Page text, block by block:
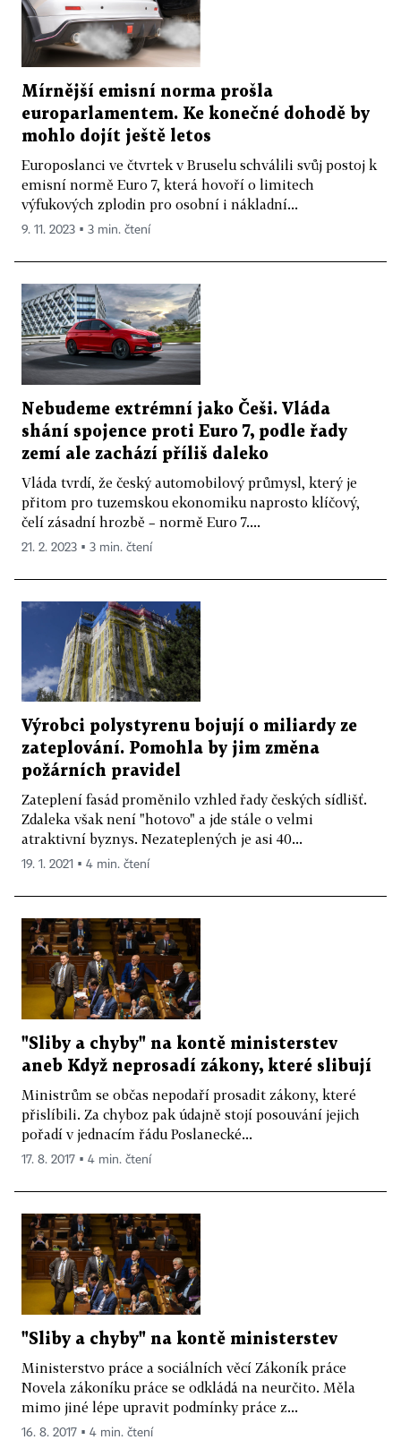
Mírnější emisní norma prošla
europarlamentem. Ke konečné dohodě by
mohlo dojít ještě letos
Europoslanci ve čtvrtek v Bruselu schválili svůj postoj k
emisní normě Euro 7, která hovoří o limitech
výfukových zplodin pro osobní i nákladní...
9. 11. 2023 ▪ 3 min. čtení
Nebudeme extrémní jako Češi. Vláda
shání spojence proti Euro 7, podle řady
zemí ale zachází příliš daleko
Vláda tvrdí, že český automobilový průmysl, který je
přitom pro tuzemskou ekonomiku naprosto klíčový,
čelí zásadní hrozbě – normě Euro 7....
21. 2. 2023 ▪ 3 min. čtení
Výrobci polystyrenu bojují o miliardy ze
zateplování. Pomohla by jim změna
požárních pravidel
Zateplení fasád proměnilo vzhled řady českých sídlišť.
Zdaleka však není "hotovo" a jde stále o velmi
atraktivní byznys. Nezateplených je asi 40...
19. 1. 2021 ▪ 4 min. čtení
"Sliby a chyby" na kontě ministerstev
aneb Když neprosadí zákony, které slibují
Ministrům se občas nepodaří prosadit zákony, které
přislíbili. Za chyboz pak údajně stojí posouvání jejich
pořadí v jednacím řádu Poslanecké...
17. 8. 2017 ▪ 4 min. čtení
"Sliby a chyby" na kontě ministerstev
Ministerstvo práce a sociálních věcí Zákoník práce
Novela zákoníku práce se odkládá na neurčito. Měla
mimo jiné lépe upravit podmínky práce z...
16. 8. 2017 ▪ 4 min. čtení